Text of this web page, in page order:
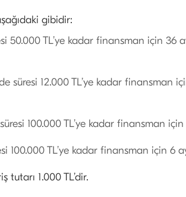
gibidir:
50.000 TL’ye kadar finansman için 36
12.000 TL’ye kadar finansman
100.000 TL’ye kadar finansman için
100.000 TL’ye kadar finansman için 6
1.000 TL’dir.